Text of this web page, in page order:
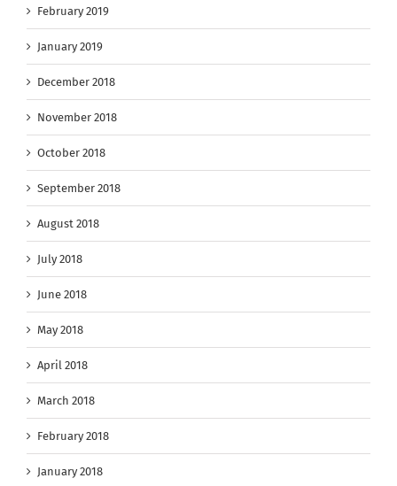
February 2019
January 2019
December 2018
November 2018
October 2018
September 2018
August 2018
July 2018
June 2018
May 2018
April 2018
March 2018
February 2018
January 2018